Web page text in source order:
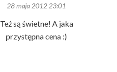
28 maja 2012 23:01
Też są świetne! A jaka
przystępna cena :)